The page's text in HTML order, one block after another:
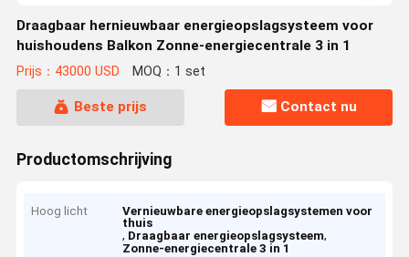
Draagbaar hernieuwbaar energieopslagsysteem voor
huishoudens Balkon Zonne-energiecentrale 3 in 1
Prijs：43000 USD MOQ：1 set
Beste prijs Contact nu
Productomschrijving
Hoog licht
Vernieuwbare energieopslagsystemen voor
thuis
, Draagbaar energieopslagsysteem,
Zonne-energiecentrale 3 in 1